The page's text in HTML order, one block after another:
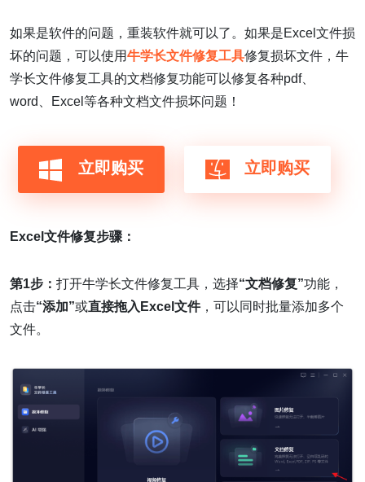
如果是软件的问题，重装软件就可以了。如果是Excel文件损
坏的问题，可以使用牛学长文件修复工具修复损坏文件，牛
学长文件修复工具的文档修复功能可以修复各种pdf、
word、Excel等各种文档文件损坏问题！
立即购买 立即购买
Excel文件修复步骤：
第1步： 打开牛学长文件修复工具，选择“文档修复”功能，
点击“添加”或直接拖入Excel文件，可以同时批量添加多个
文件。